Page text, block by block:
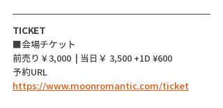
TICKET
■会場チケット
前売り ¥ 3,000  | 当日￥ 3,500 +1D ¥600
予約URL
https://www.moonromantic.com/ticket